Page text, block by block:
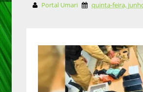
Portal Umari quinta-feira,